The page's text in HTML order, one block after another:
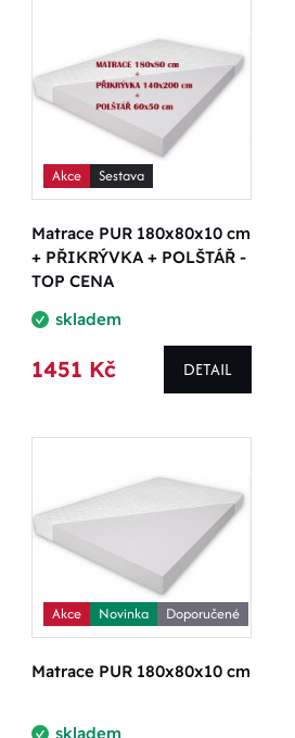
Akce Sestava
Matrace PUR 180x80x10 cm
+ PŘIKRÝVKA + POLŠTÁŘ -
TOP CENA
skladem
1451 Kč DETAIL
Akce Novinka Doporučené
Matrace PUR 180x80x10 cm
skladem